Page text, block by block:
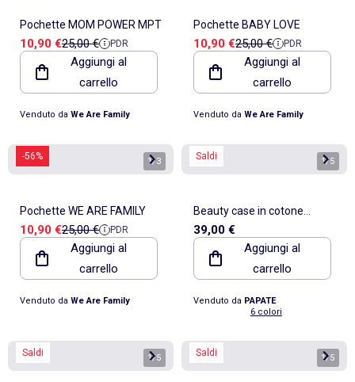
Pochette MOM POWER MPT
Prezzo di vendita
10,90 €Prezzo di riferimento
25,00 € PDR
Aggiungi al
carrello
Venduto da We Are Family
Pochette BABY LOVE
Prezzo di vendita
10,90 €Prezzo di riferimento
25,00 € PDR
Aggiungi al
carrello
Venduto da We Are Family
-56% 1/3
Pochette WE ARE FAMILY
Prezzo di vendita
10,90 €Prezzo di riferimento
25,00 € PDR
Aggiungi al
carrello
Venduto da We Are Family
Saldi 1/5
Beauty case in cotone
biologico
39,00 €
Aggiungi al
carrello
Venduto da PAPATE
6 colori
Saldi 1/5 Saldi 1/5